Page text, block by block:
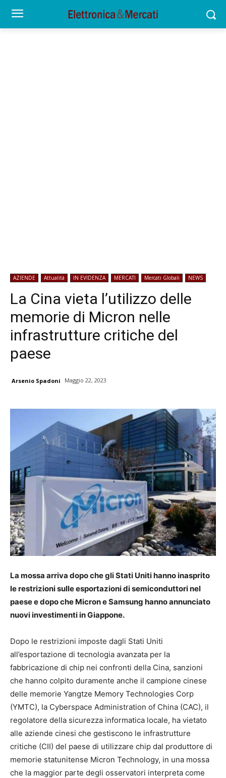
AZIENDE Attualità IN EVIDENZA MERCATI Mercati Globali NEWS
La Cina vieta l’utilizzo delle
memorie di Micron nelle
infrastrutture critiche del
paese
Arsenio Spadoni Maggio 22, 2023
La mossa arriva dopo che gli Stati Uniti hanno inasprito
le restrizioni sulle esportazioni di semiconduttori nel
paese e dopo che Micron e Samsung hanno annunciato
nuovi investimenti in Giappone.
Dopo le restrizioni imposte dagli Stati Uniti
all’esportazione di tecnologia avanzata per la
fabbricazione di chip nei confronti della Cina, sanzioni
che hanno colpito duramente anche il campione cinese
delle memorie Yangtze Memory Technologies Corp
(YMTC), la Cyberspace Administration of China (CAC), il
regolatore della sicurezza informatica locale, ha vietato
alle aziende cinesi che gestiscono le infrastrutture
critiche (CII) del paese di utilizzare chip dal produttore di
memorie statunitense Micron Technology, in una mossa
che la maggior parte degli osservatori interpreta come